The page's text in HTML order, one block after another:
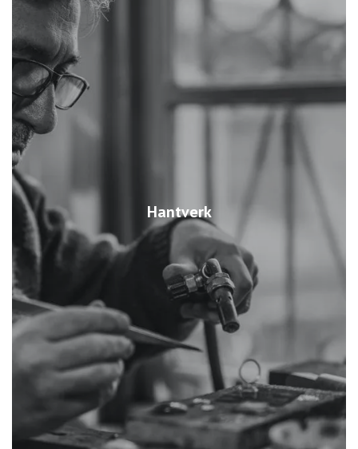
Hantverk